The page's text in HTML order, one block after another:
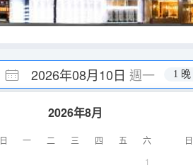
2026年08月10日 週一 1 晚
2026年8月
日 一 二 三 四 五
六
1
日